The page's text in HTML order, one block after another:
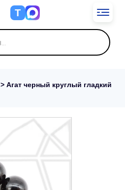
Т
> Агат черный круглый гладкий